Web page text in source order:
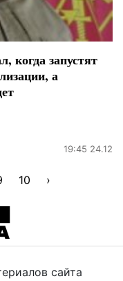
когда запустят
а
19:45 24.12
10 ›
сайта